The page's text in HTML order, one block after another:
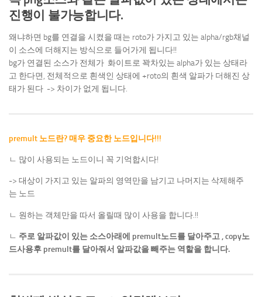
진행이 불가능합니다.
왜냐하면 bg를 연결을 시켰을 때는 roto가 가지고 있는 alpha/rgb채널
이 소스에 더해지는 방식으로 들어가게 됩니다!!
bg가 연결된 소스가 전체가 화이트로 꽉차있는 alpha가 있는 상태라
고 한다면, 전체적으로 흰색인 상태에 +roto의 흰색 알파가 더해진 상
태가 된다 -> 차이가 없게 됩니다.
premult 노드란? 매우 중요한 노드입니다!!!
ㄴ 많이 사용되는 노드이니 꼭 기억합시다!
-> 대상이 가지고 있는 알파의 영역만을 남기고 나머지는 삭제해주
는 노드
ㄴ 원하는 객체만을 따서 올릴때 많이 사용을 합니다.!!
ㄴ 주로 알파값이 있는 소스아래에 premult노드를 달아주고 , copy노
드사용후 premult를 달아줘서 알파값을 빼주는 역할을 합니다.